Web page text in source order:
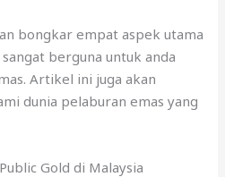
bongkar empat aspek utama
berguna untuk anda
Artikel ini juga akan
dunia pelaburan emas yang
Gold di Malaysia